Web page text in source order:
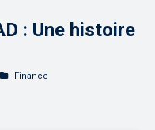
: Une histoire
Finance